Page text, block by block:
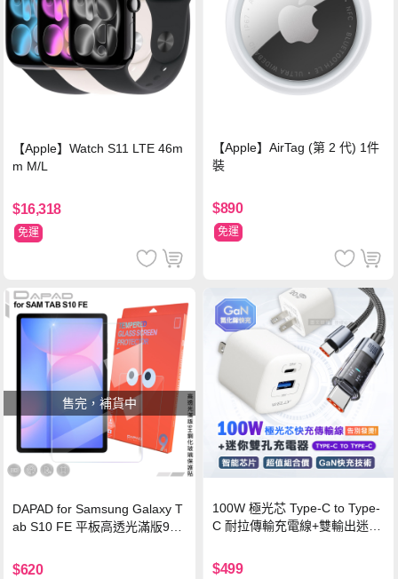
【Apple】Watch S11 LTE 46m
m M/L
$16,318
免運
【Apple】AirTag (第 2 代) 1件
裝
$890
免運
售完，補貨中
DAPAD for Samsung Galaxy T
ab S10 FE 平板高透光滿版9H
$620
100W 極光芯 Type-C to Type-
C 耐拉傳輸充電線+雙輸出迷你
$499